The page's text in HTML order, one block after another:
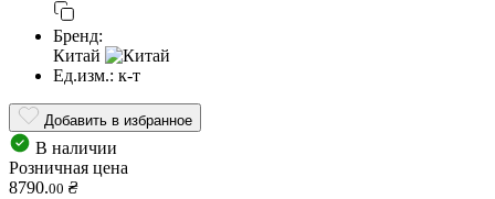
Бренд:
Китай
Ед.изм.: к-т
Добавить в избранное
В наличии
Розничная цена
8790.00 ₴